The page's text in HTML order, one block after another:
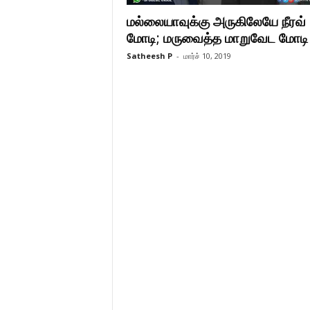
மல்லையாவுக்கு அருகிலேயே நீரவ்
மோடி; மருவைத்த மாறுவேட மோடி
Satheesh P - மார்ச் 10, 2019